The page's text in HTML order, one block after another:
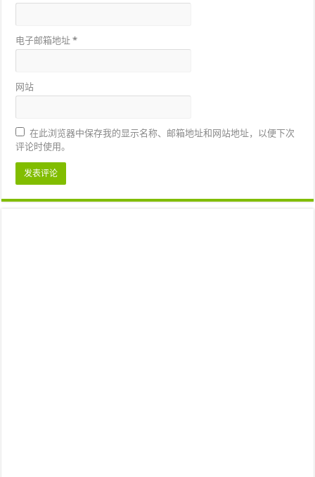
电子邮箱地址*
网站
在此浏览器中保存我的显示名称、邮箱地址和网站地址，以便下次
评论时使用。